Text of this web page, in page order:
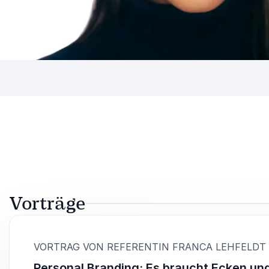
Vorträge
VORTRAG VON REFERENTIN FRANCA LEHFELDT